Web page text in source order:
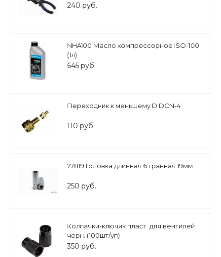
240 руб.
NHA100 Масло компрессорное ISO-100
(1л)
645 руб.
Переходник к меньшему D DCN-4
110 руб.
77819 Головка длинная 6 гранная 19мм
250 руб.
Колпачки-ключик пласт. для вентилей
черн. (100шт/уп)
350 руб.